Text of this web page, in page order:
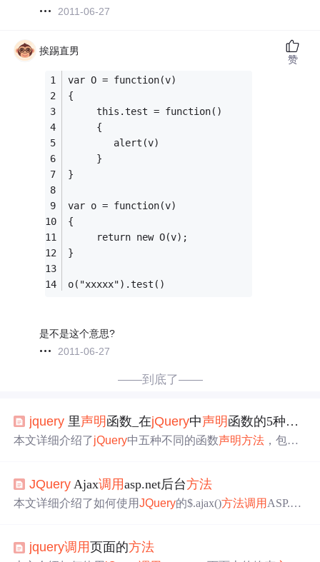
2011-06-27
挨踢直男
var O = function(v)
{
     this.test = function()
     {
        alert(v)
     }
}
var o = function(v)
{
     return new O(v);
}
o("xxxxx").test()
是不是这个意思?
2011-06-27
赞
——到底了——
jquery 里声明 函数_在jQuery中声明 函数的5种不同方式
本文详细介绍了jQuery中五种不同的函数声明方法 ，包括
声明函数，并提供了实例说明每种方法的应用场景和优
势。
JQuery Ajax调用asp.net后台方法
本文详细介绍了如何使用JQuery的$.ajax()方法调用 ASP.NE
的应用场景。
jquery调用页面的方法